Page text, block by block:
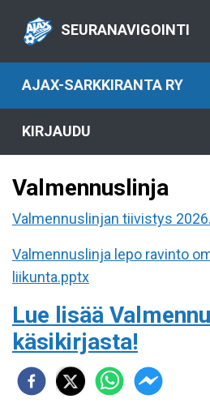
SEURANAVIGOINTI
AJAX-SARKKIRANTA RY
KIRJAUDU
Valmennuslinja
Valmennuslinjan tiivistys
Valmennuslinja lepo ravinto
liikunta.pptx
Lue lisää
käsikirjasta!